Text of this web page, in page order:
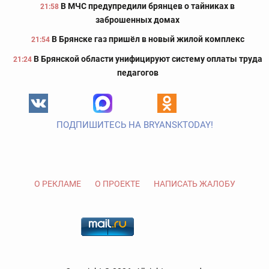
21:58 В МЧС предупредили брянцев о тайниках в
заброшенных домах
21:54 В Брянске газ пришёл в новый жилой комплекс
21:24 В Брянской области унифицируют систему оплаты труда
педагогов
ПОДПИШИТЕСЬ НА BRYANSKTODAY!
О РЕКЛАМЕ О ПРОЕКТЕ НАПИСАТЬ ЖАЛОБУ